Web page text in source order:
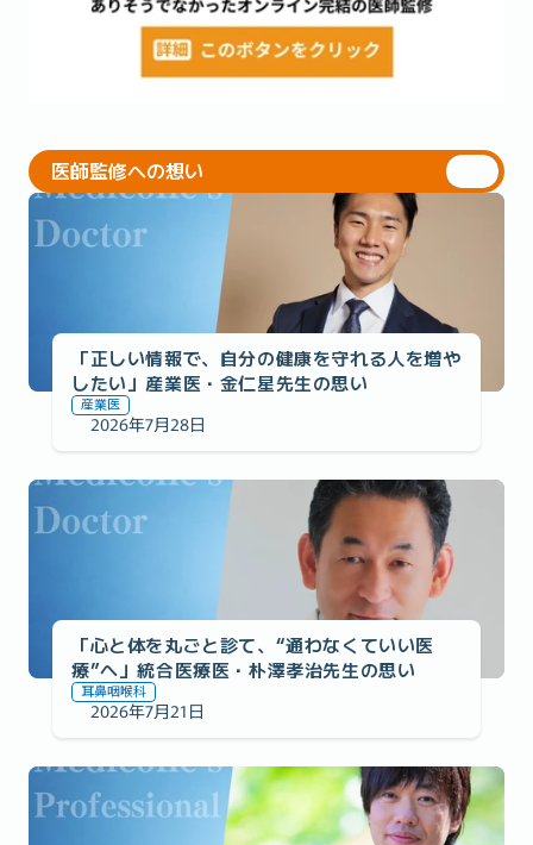
医師監修への想い
医師監修への想い
「正しい情報で、自分の健康を守れる人を増や
したい」産業医・金仁星先生の思い
産業医
2026年7月28日
医師監修への想い
「心と体を丸ごと診て、“通わなくていい医
療”へ」統合医療医・朴澤孝治先生の思い
耳鼻咽喉科
2026年7月21日
医師監修への想い